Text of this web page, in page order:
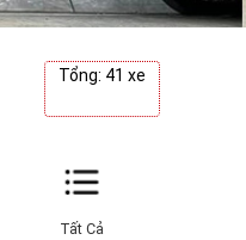
Tổng: 41 xe
Tất Cả